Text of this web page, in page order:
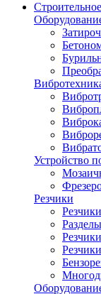
Устройство
Резчики